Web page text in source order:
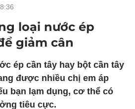
loại nước ép
giảm cân
ép cần tây hay bột cần tây
được nhiều chị em áp
bạn lạm dụng, cơ thể có
tiêu cực.